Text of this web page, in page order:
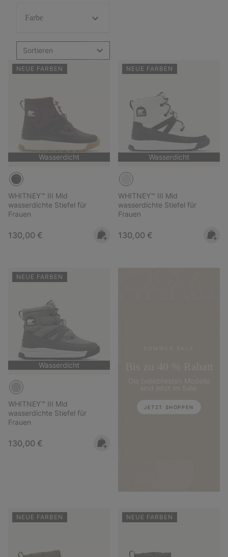
Farbe
Sortieren
NEUE FARBEN
Wasserdicht
WHITNEY™ III Mid
wasserdichte Stiefel für
Frauen
Regular price:
130,00 €
NEUE FARBEN
Wasserdicht
WHITNEY™ III Mid
wasserdichte Stiefel für
Frauen
Regular price:
130,00 €
NEUE FARBEN
Wasserdicht
WHITNEY™ III Mid
wasserdichte Stiefel für
Frauen
Regular price:
130,00 €
JETZT SHOPPEN
NEUE FARBEN NEUE FARBEN